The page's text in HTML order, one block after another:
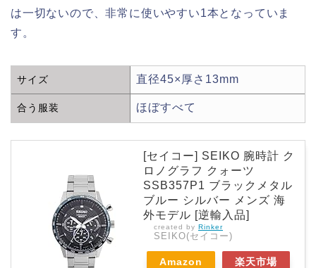
は一切ないので、非常に使いやすい1本となっていま
す。
サイズ 直径45×厚さ13mm
合う服装 ほぼすべて
[セイコー] SEIKO 腕時計 ク
ロノグラフ クォーツ
SSB357P1 ブラックメタル
ブルー シルバー メンズ 海
外モデル [逆輸入品]
created by Rinker
SEIKO(セイコー)
Amazon 楽天市場